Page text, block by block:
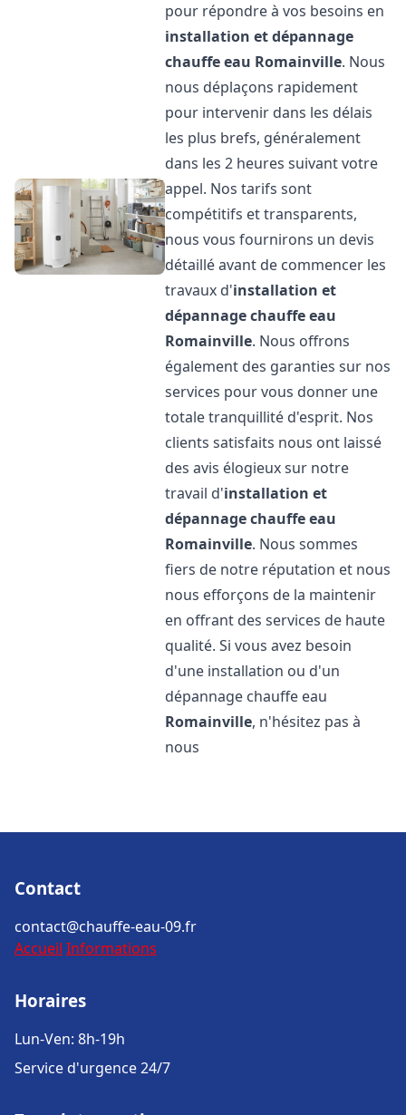
pour répondre à vos besoins en
installation et dépannage
chauffe eau Romainville. Nous
nous déplaçons rapidement
pour intervenir dans les délais
les plus brefs, généralement
dans les 2 heures suivant votre
appel. Nos tarifs sont
compétitifs et transparents,
nous vous fournirons un devis
détaillé avant de commencer les
travaux d'installation et
dépannage chauffe eau
Romainville. Nous offrons
également des garanties sur nos
services pour vous donner une
totale tranquillité d'esprit. Nos
clients satisfaits nous ont laissé
des avis élogieux sur notre
travail d'installation et
dépannage chauffe eau
Romainville. Nous sommes
fiers de notre réputation et nous
nous efforçons de la maintenir
en offrant des services de haute
qualité. Si vous avez besoin
d'une installation ou d'un
dépannage chauffe eau
Romainville, n'hésitez pas à
nous
Contact
contact@chauffe-eau-09.fr
Accueil Informations
Horaires
Lun-Ven: 8h-19h
Service d'urgence 24/7